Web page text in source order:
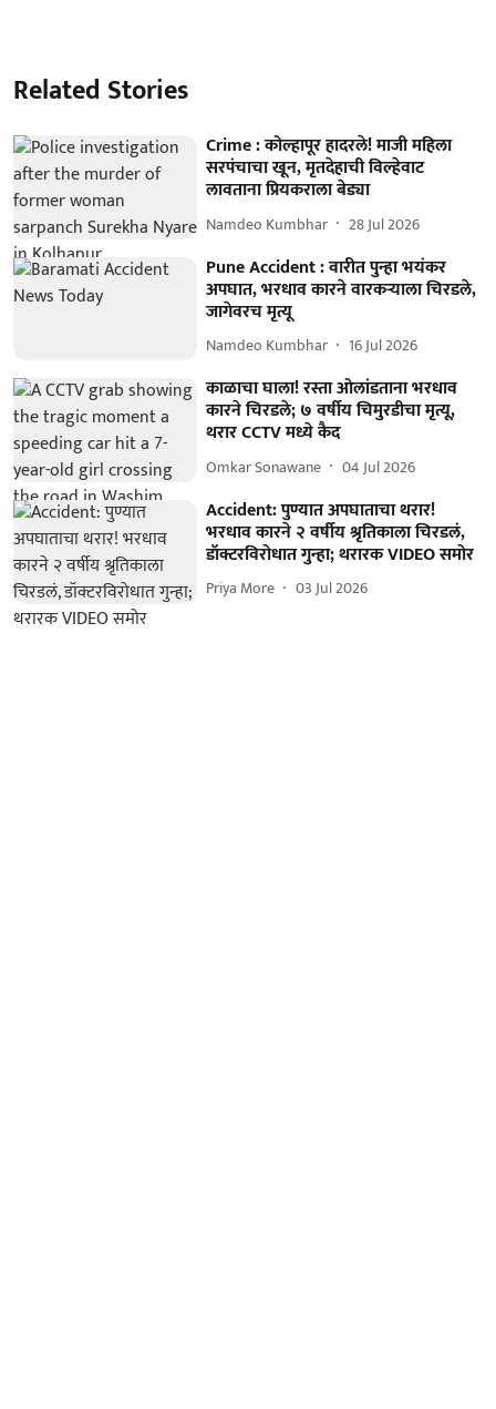
Related Stories
Crime : कोल्हापूर हादरले! माजी महिला
सरपंचाचा खून, मृतदेहाची विल्हेवाट
लावताना प्रियकराला बेड्या
Namdeo Kumbhar 28 Jul 2026
Pune Accident : वारीत पुन्हा भयंकर
अपघात, भरधाव कारने वारकऱ्याला चिरडले,
जागेवरच मृत्यू
Namdeo Kumbhar 16 Jul 2026
काळाचा घाला! रस्ता ओलांडताना भरधाव
कारने चिरडले; ७ वर्षीय चिमुरडीचा मृत्यू,
थरार CCTV मध्ये कैद
Omkar Sonawane 04 Jul 2026
Accident: पुण्यात अपघाताचा थरार!
भरधाव कारने २ वर्षीय श्रृतिकाला चिरडलं,
डॉक्टरविरोधात गुन्हा; थरारक VIDEO समोर
Priya More 03 Jul 2026